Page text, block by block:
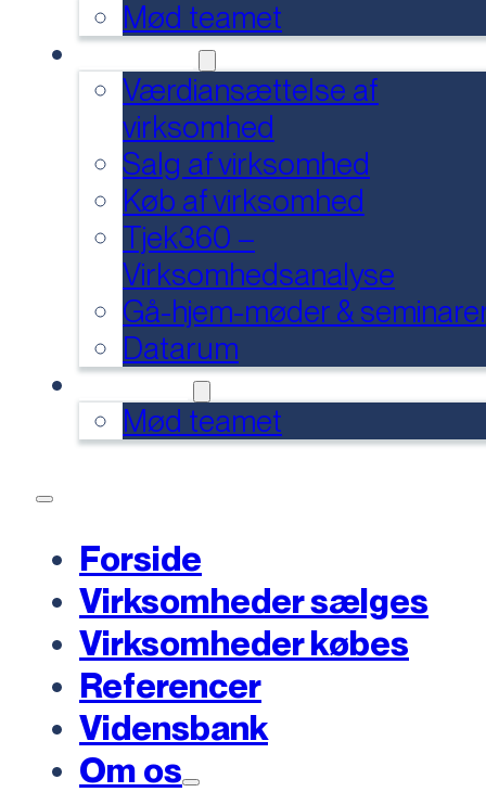
Mød teamet
Værdiansættelse af
virksomhed
Salg af virksomhed
Køb af virksomhed
Tjek360 –
Virksomhedsanalyse
Gå-hjem-møder &
Datarum
Mød teamet
Forside
Virksomheder sælges
Virksomheder købes
Referencer
Vidensbank
Om os